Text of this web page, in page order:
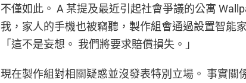
不僅如此。 A 某提及最近引起社會爭議的公寓
我，家人的手機也被竊聽，製作組會通過設置智能
「這不是妄想。 我們將要求賠償損失。」
現在製作組對相關疑惑並沒發表特別立場。 事實關